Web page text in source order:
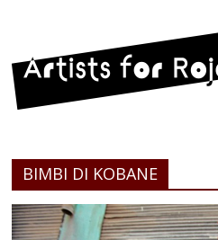
BIMBI DI KOBANE